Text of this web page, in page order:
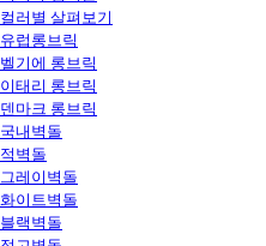
컬러별 살펴보기
유럽롱브릭
벨기에 롱브릭
이태리 롱브릭
덴마크 롱브릭
국내벽돌
적벽돌
그레이벽돌
화이트벽돌
블랙벽돌